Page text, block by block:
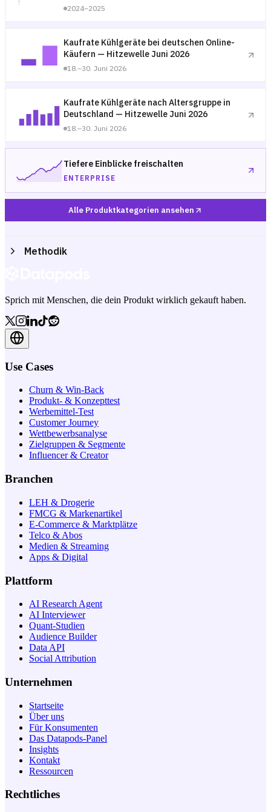
2024–2025
Kaufrate Kühlgeräte bei deutschen Online-
Käufern — Hitzewelle Juni 2026
18.–30. Juni 2026
Kaufrate Kühlgeräte nach Altersgruppe in
Deutschland — Hitzewelle Juni 2026
18.–30. Juni 2026
Tiefere Einblicke freischalten
ENTERPRISE
Alle Produktkategorien ansehen
Methodik
Sprich mit Menschen, die dein Produkt wirklich gekauft haben.
Use Cases
Churn & Win-Back
Produkt- & Konzepttest
Werbemittel-Test
Customer Journey
Wettbewerbsanalyse
Zielgruppen & Segmente
Influencer & Creator
Branchen
LEH & Drogerie
FMCG & Markenartikel
E-Commerce & Marktplätze
Telco & Abos
Medien & Streaming
Apps & Digital
Plattform
AI Research Agent
AI Interviewer
Quant-Studien
Audience Builder
Data API
Social Attribution
Unternehmen
Startseite
Über uns
Für Konsumenten
Das Datapods-Panel
Insights
Kontakt
Ressourcen
Rechtliches